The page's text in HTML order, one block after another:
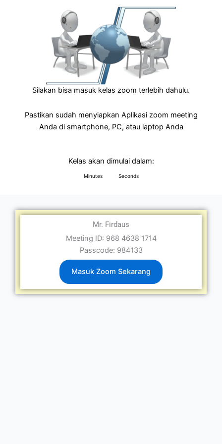
Silakan bisa masuk kelas zoom terlebih dahulu.
Pastikan sudah menyiapkan Aplikasi zoom meeting
Anda di smartphone, PC, atau laptop Anda
Kelas akan dimulai dalam:
Minutes Seconds
Mr. Firdaus
Meeting ID: 968 4638 1714
Passcode: 984133
Masuk Zoom Sekarang